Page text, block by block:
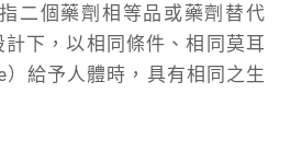
二個藥劑相等品或藥劑替代
下，以相同條件、相同莫耳
給予人體時，具有相同之生